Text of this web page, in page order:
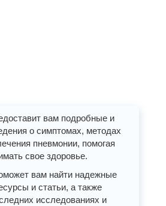
вам подробные и
о симптомах, методах
пневмонии, помогая
свое здоровье.
вам найти надежные
и статьи, а также
исследованиях и